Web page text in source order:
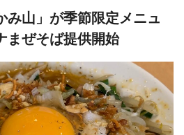
み山」が季節限定メニュ
ぜそば提供開始